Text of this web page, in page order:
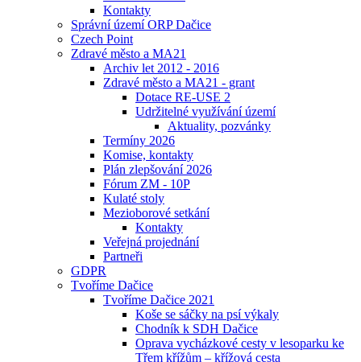
Kontakty
Správní území ORP Dačice
Czech Point
Zdravé město a MA21
Archiv let 2012 - 2016
Zdravé město a MA21 - grant
Dotace RE-USE 2
Udržitelné využívání území
Aktuality, pozvánky
Termíny 2026
Komise, kontakty
Plán zlepšování 2026
Fórum ZM - 10P
Kulaté stoly
Mezioborové setkání
Kontakty
Veřejná projednání
Partneři
GDPR
Tvoříme Dačice
Tvoříme Dačice 2021
Koše se sáčky na psí výkaly
Chodník k SDH Dačice
Oprava vycházkové cesty v lesoparku ke
Třem křížům – křížová cesta